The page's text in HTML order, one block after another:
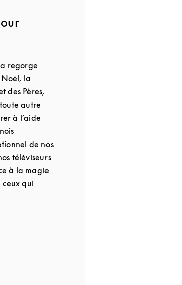
regorge
la
des Pères,
autre
à l’aide
de nos
téléviseurs
à la magie
qui